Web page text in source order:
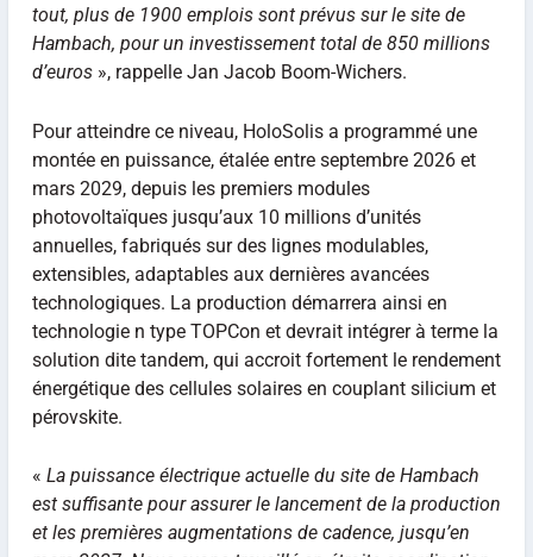
tout, plus de 1900 emplois sont prévus sur le site de
Hambach, pour un investissement total de 850 millions
d’euros», rappelle Jan Jacob Boom-Wichers.
Pour atteindre ce niveau, HoloSolis a programmé une
montée en puissance, étalée entre septembre 2026 et
mars 2029, depuis les premiers modules
photovoltaïques jusqu’aux 10 millions d’unités
annuelles, fabriqués sur des lignes modulables,
extensibles, adaptables aux dernières avancées
technologiques. La production démarrera ainsi en
technologie n type TOPCon et devrait intégrer à terme la
solution dite tandem, qui accroit fortement le rendement
énergétique des cellules solaires en couplant silicium et
pérovskite.
« La puissance électrique actuelle du site de Hambach
est suffisante pour assurer le lancement de la production
et les premières augmentations de cadence, jusqu’en